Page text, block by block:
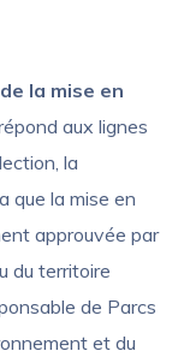
la mise en
aux lignes
la
que la mise en
approuvée par
du territoire
de Parcs
et du